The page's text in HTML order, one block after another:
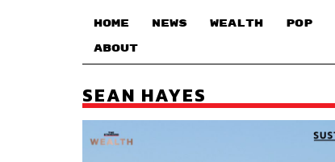
HOME NEWS WEALTH POP
ABOUT
SEAN HAYES